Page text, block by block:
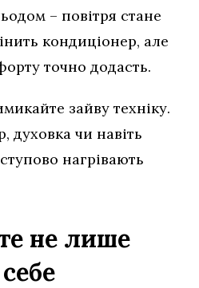
– повітря стане
кондиціонер, але
точно додасть.
зайву техніку.
духовка чи навіть
нагрівають
не лише